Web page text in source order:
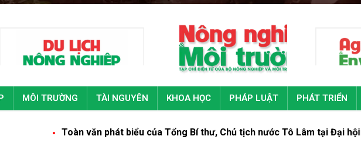
MÔI TRƯỜNG TÀI NGUYÊN KHOA HỌC PHÁP LUẬT PHÁT TRIỂN
Toàn văn phát biểu của Tổng Bí thư, Chủ tịch nước Tô Lâm tại Đại hội đại biểu